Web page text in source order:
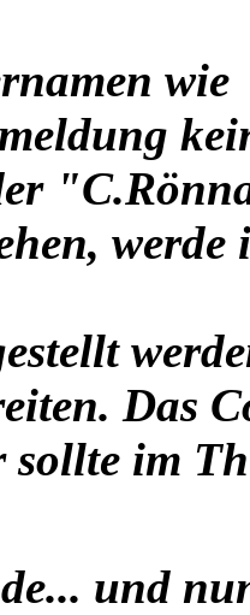
Das
sollte im
und